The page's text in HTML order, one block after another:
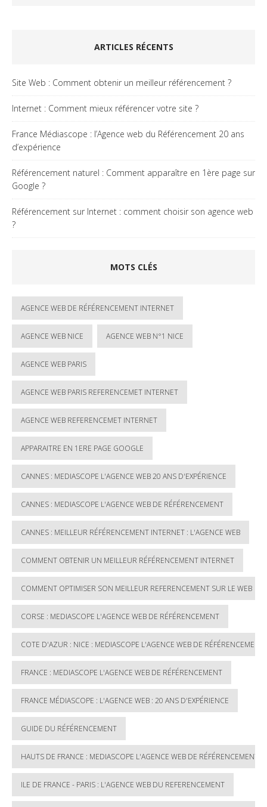
ARTICLES RÉCENTS
Site Web : Comment obtenir un meilleur référencement ?
Internet : Comment mieux référencer votre site ?
France Médiascope : l’Agence web du Référencement 20 ans
d’expérience
Référencement naturel : Comment apparaître en 1ère page sur
Google ?
Référencement sur Internet : comment choisir son agence web
?
MOTS CLÉS
AGENCE WEB DE RÉFÉRENCEMENT INTERNET
AGENCE WEB NICE AGENCE WEB N°1 NICE
AGENCE WEB PARIS
AGENCE WEB PARIS REFERENCEMET INTERNET
AGENCE WEB REFERENCEMET INTERNET
APPARAITRE EN 1ERE PAGE GOOGLE
CANNES : MEDIASCOPE L'AGENCE WEB 20 ANS D'EXPÉRIENCE
CANNES : MEDIASCOPE L'AGENCE WEB DE RÉFÉRENCEMENT
CANNES : MEILLEUR RÉFÉRENCEMENT INTERNET : L'AGENCE WEB
COMMENT OBTENIR UN MEILLEUR RÉFÉRENCEMENT INTERNET
COMMENT OPTIMISER SON MEILLEUR REFERENCEMENT SUR LE WEB
CORSE : MEDIASCOPE L'AGENCE WEB DE RÉFÉRENCEMENT
COTE D'AZUR : NICE : MEDIASCOPE L'AGENCE WEB DE RÉFÉRENCEMENT
FRANCE : MEDIASCOPE L'AGENCE WEB DE RÉFÉRENCEMENT
FRANCE MÉDIASCOPE : L'AGENCE WEB : 20 ANS D'EXPÉRIENCE
GUIDE DU RÉFÉRENCEMENT
HAUTS DE FRANCE : MEDIASCOPE L'AGENCE WEB DE RÉFÉRENCEMENT
ILE DE FRANCE - PARIS : L'AGENCE WEB DU REFERENCEMENT